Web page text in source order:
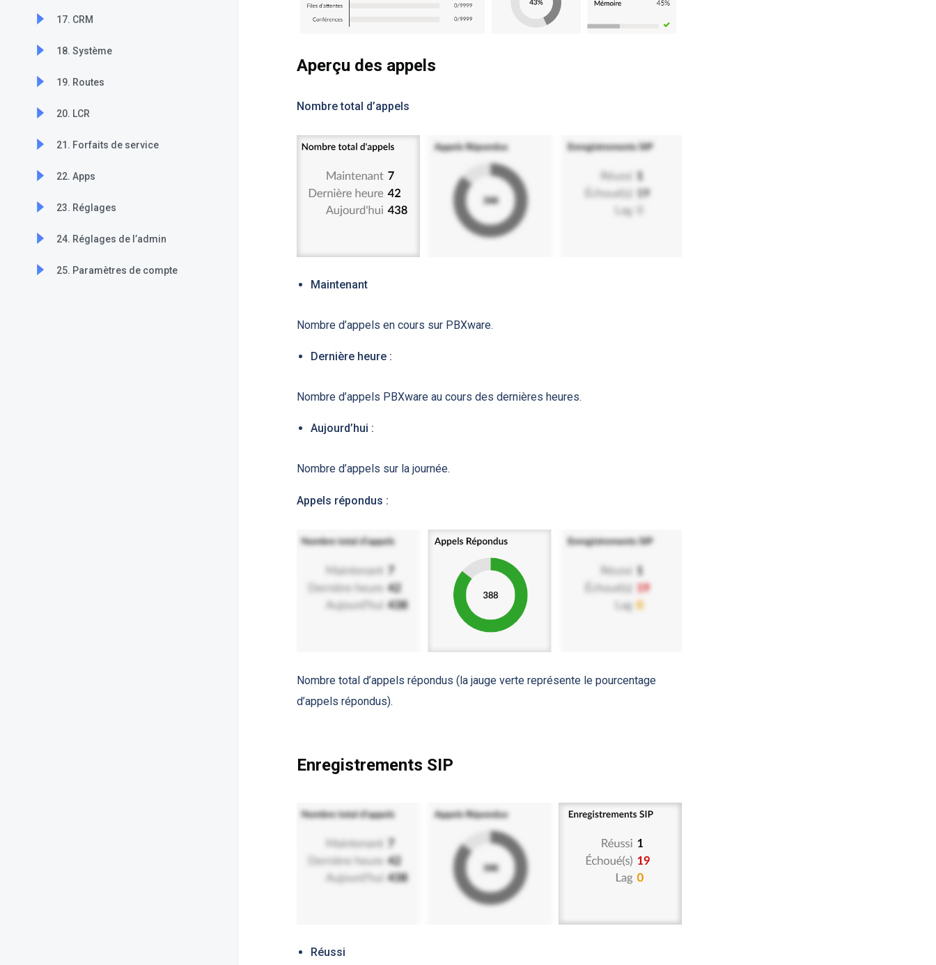
17. CRM
18. Système
19. Routes
20. LCR
21. Forfaits de service
22. Apps
23. Réglages
24. Réglages de l’admin
25. Paramètres de compte
Aperçu des appels
Nombre total d’appels
Maintenant
Nombre d’appels en cours sur PBXware.
Dernière heure :
Nombre d’appels PBXware au cours des dernières heures.
Aujourd’hui :
Nombre d’appels sur la journée.
Appels répondus :
Nombre total d’appels répondus (la jauge verte représente le pourcentage
d’appels répondus).
Enregistrements SIP
Réussi